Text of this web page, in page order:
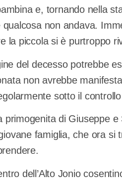
e, tornando nella
non andava.
la piccola si è purtroppo
del decesso potrebbe
non avrebbe
sotto il
di Giuseppe e
famiglia, che ora si
dell’Alto Jonio